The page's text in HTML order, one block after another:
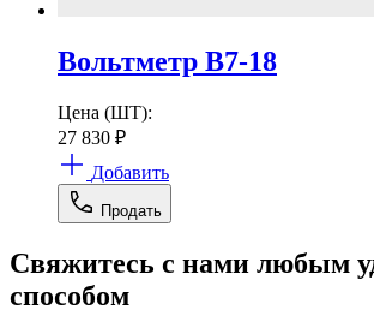
Вольтметр В7-18
Цена (ШТ):
27 830 ₽
Добавить
Продать
Свяжитесь с нами любым
способом